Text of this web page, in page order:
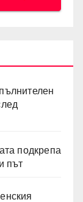
подкрепа
път